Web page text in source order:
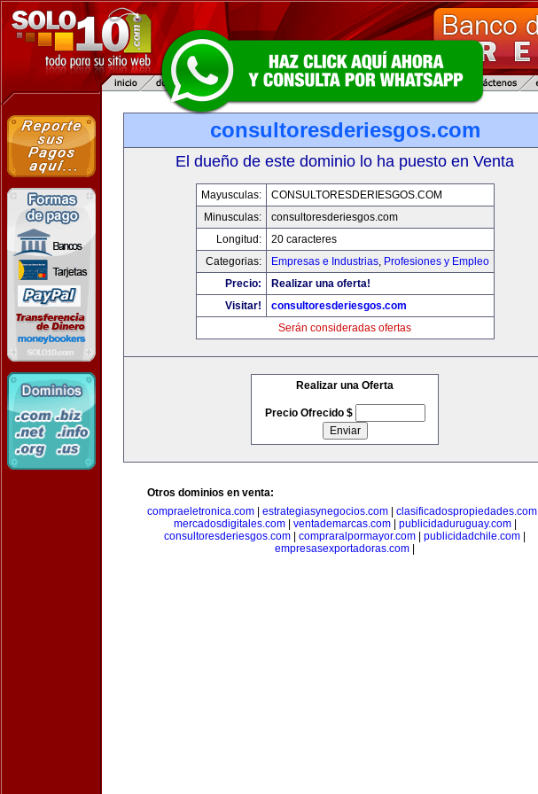
consultoresderiesgos.com
El dueño de este dominio lo ha puesto en Venta
Mayusculas:
CONSULTORESDERIESGOS.COM
Minusculas:
consultoresderiesgos.com
Longitud:
20 caracteres
Categorias:
Empresas e Industrias, Profesiones y Empleo
Precio:
Realizar una oferta!
Visitar!
consultoresderiesgos.com
Serán consideradas ofertas
Realizar una Oferta
Precio Ofrecido $
Otros dominios en venta:
compraeletronica.com
estrategiasynegocios.com clasificadospropiedades.com
mercadosdigitales.com| ventademarcas.com| publicidaduruguay.com|
consultoresderiesgos.com
compraralpormayor.com publicidadchile.com
empresasexportadoras.com